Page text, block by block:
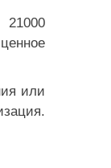
21000
или